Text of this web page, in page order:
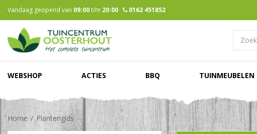
naar
Home Plantengids
Vandaag geopend van 09:00t/m 20:00 0162 451852
WEBSHOP ACTIES BBQ TUINMEUBELEN